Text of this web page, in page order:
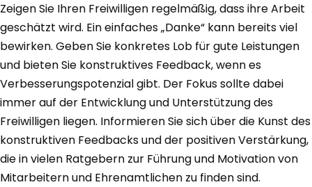
Zeigen Sie Ihren Freiwilligen regelmäßig, dass ihre Arbeit
geschätzt wird. Ein einfaches „Danke“ kann bereits viel
bewirken. Geben Sie konkretes Lob für gute Leistungen
und bieten Sie konstruktives Feedback, wenn es
Verbesserungspotenzial gibt. Der Fokus sollte dabei
immer auf der Entwicklung und Unterstützung des
Freiwilligen liegen. Informieren Sie sich über die Kunst des
konstruktiven Feedbacks und der positiven Verstärkung,
die in vielen Ratgebern zur Führung und Motivation von
Mitarbeitern und Ehrenamtlichen zu finden sind.